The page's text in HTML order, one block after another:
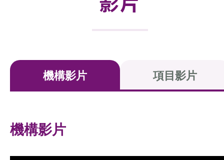
資訊中心
科技分享
影片
機構影片 項目影片
機構影片